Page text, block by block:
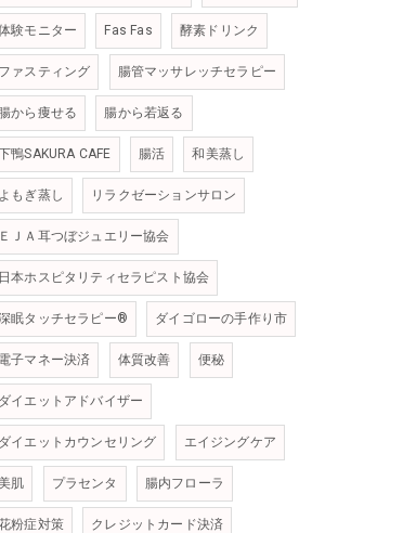
験モニター Fas Fas 酵素ドリンク
ファスティング 腸管マッサレッチセラピー
腸から痩せる 腸から若返る
鴨SAKURA CAFE 腸活 和美蒸し
よもぎ蒸し リラクゼーションサロン
ＥＪＡ耳つぼジュエリー協会
日本ホスピタリティセラピスト協会
眠タッチセラピー® ダイゴローの手作り市
電子マネー決済 体質改善 便秘
ダイエットアドバイザー
ダイエットカウンセリング エイジングケア
肌 プラセンタ 腸内フローラ
粉症対策 クレジットカード決済